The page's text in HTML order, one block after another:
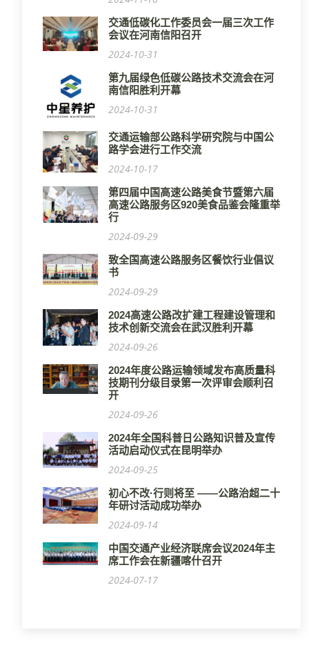
交通低碳化工作委员会一届三次工作
会议在河南信阳召开
2024-10-31
第九届绿色低碳公路技术交流会在河
南信阳胜利开幕
2024-10-31
交通运输部公路科学研究院与中国公
路学会进行工作交流
2024-10-17
第四届中国高速公路美食节暨第六届
高速公路服务区920美食品鉴会隆重举
行
2024-09-29
致全国高速公路服务区餐饮行业倡议
书
2024-09-29
2024高速公路改扩建工程建设管理和
技术创新交流会在武汉胜利开幕
2024-09-26
2024年度公路运输领域发布高质量科
技期刊分级目录第一次评审会顺利召
开
2024-09-26
2024年全国科普日公路知识普及宣传
活动启动仪式在昆明举办
2024-09-25
初心不改·行则将至 ——公路治超二十
年研讨活动成功举办
2024-09-14
中国交通产业经济联席会议2024年主
席工作会在新疆喀什召开
2024-07-17